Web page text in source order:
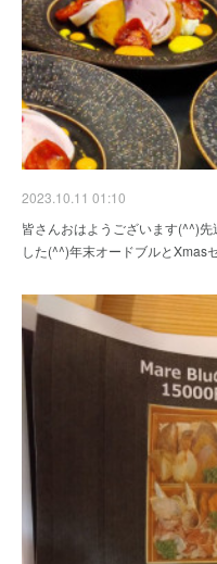
2023.10.11 01:10
皆さんおはようございます(^^)
した(^^)年末オードブルと